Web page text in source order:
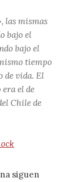
las mismas
bajo el
bajo el
tiempo
de vida. El
el de
Chile de
siguen